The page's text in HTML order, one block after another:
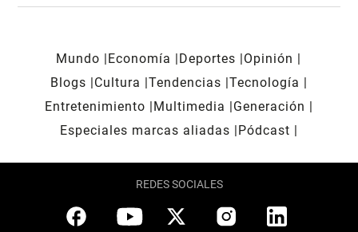
Mundo Economía Deportes
Opinión
Blogs
Cultura Tendencias Tecnología
Entretenimiento
Multimedia
Generación
Especiales marcas aliadas
Pódcast
REDES SOCIALES